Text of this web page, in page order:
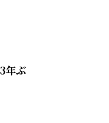
年ぶ